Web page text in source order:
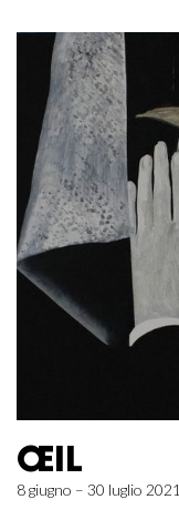
ŒIL
8 giugno – 30 luglio 2021